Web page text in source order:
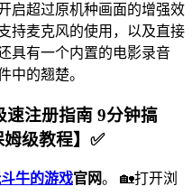
启超过原机种画面的增强效
持麦克风的使用，以及直接
具有一个内置的电影录音
中的翘楚。
速注册指南 9分钟搞
级教程】✅
牛的游戏官网。 🏡打开浏